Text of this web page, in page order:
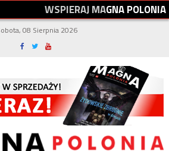
WSPIERAJMAGNAPOLONIA
08 Sierpnia 2026